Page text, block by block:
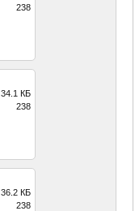
238
34.1 КБ
238
36.2 КБ
238